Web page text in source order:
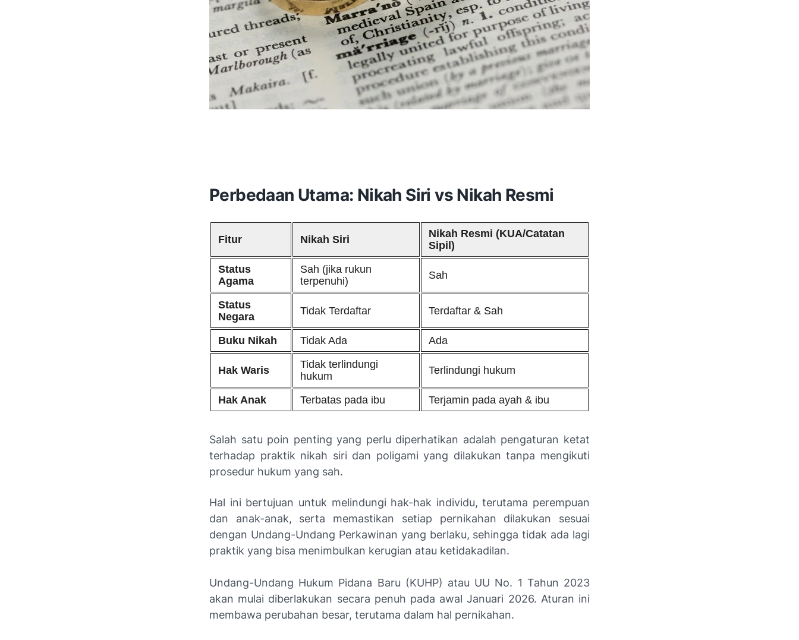
Perbedaan Utama: Nikah Siri vs Nikah Resmi
Fitur Nikah Siri
Nikah Resmi (KUA/Catatan
Sipil)
Status
Agama
Sah (jika rukun
terpenuhi)
Sah
Status
Negara
Tidak Terdaftar Terdaftar & Sah
Buku Nikah Tidak Ada Ada
Hak Waris
Tidak terlindungi
hukum
Terlindungi hukum
Hak Anak Terbatas pada ibu Terjamin pada ayah & ibu
Salah satu poin penting yang perlu diperhatikan adalah pengaturan ketat
terhadap praktik nikah siri dan poligami yang dilakukan tanpa mengikuti
prosedur hukum yang sah.
Hal ini bertujuan untuk melindungi hak-hak individu, terutama perempuan
dan anak-anak, serta memastikan setiap pernikahan dilakukan sesuai
dengan Undang-Undang Perkawinan yang berlaku, sehingga tidak ada lagi
praktik yang bisa menimbulkan kerugian atau ketidakadilan.
Undang-Undang Hukum Pidana Baru (KUHP) atau UU No. 1 Tahun 2023
akan mulai diberlakukan secara penuh pada awal Januari 2026. Aturan ini
membawa perubahan besar, terutama dalam hal pernikahan.